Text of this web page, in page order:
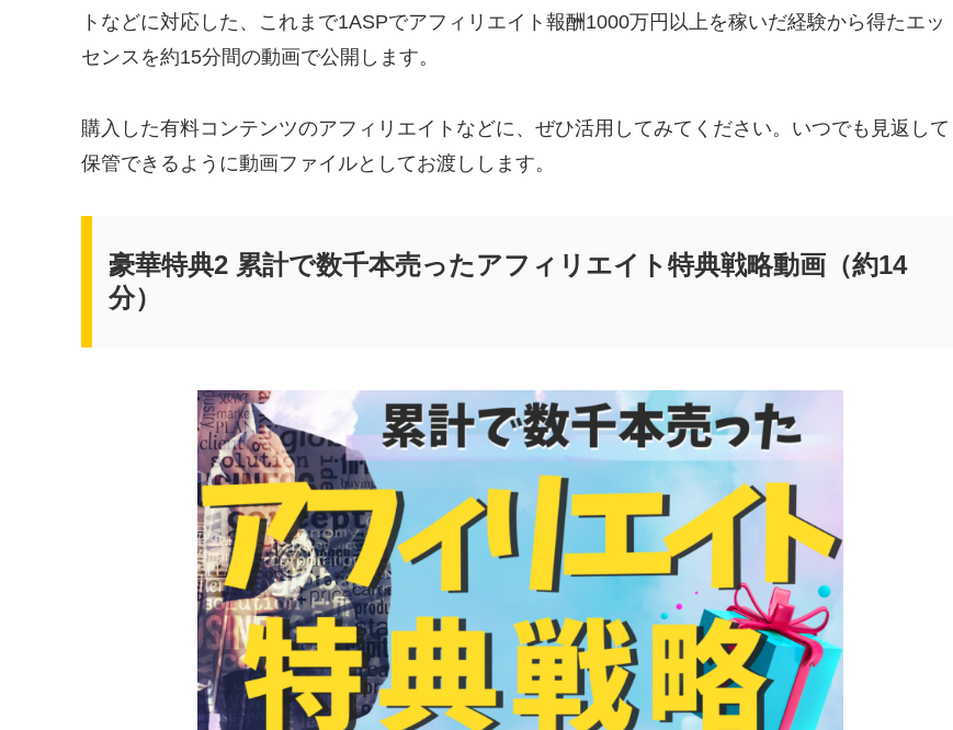
トなどに対応した、これまで1ASPでアフィリエイト報酬1000万円以上を稼いだ経験から得たエッ
センスを約15分間の動画で公開します。
購入した有料コンテンツのアフィリエイトなどに、ぜひ活用してみてください。いつでも見返して
保管できるように動画ファイルとしてお渡しします。
豪華特典2 累計で数千本売ったアフィリエイト特典戦略動画（約14
分）